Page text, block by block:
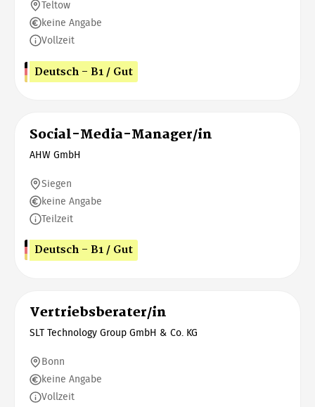
Teltow
keine Angabe
Vollzeit
Deutsch - B1 / Gut
Social-Media-Manager/in
AHW GmbH
Siegen
keine Angabe
Teilzeit
Deutsch - B1 / Gut
Vertriebsberater/in
SLT Technology Group GmbH & Co. KG
Bonn
keine Angabe
Vollzeit